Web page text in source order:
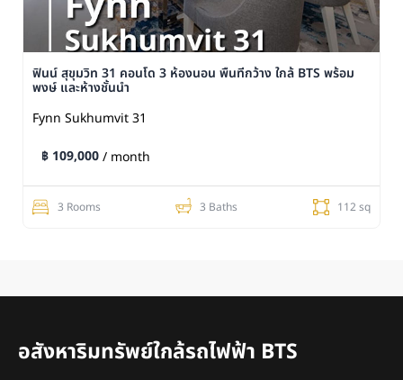
ฟินน์ สุขุมวิท 31 คอนโด 3 ห้องนอน พื้นที่กว้าง ใกล้ BTS พร้อม
พงษ์ และห้างชั้นนำ
Fynn Sukhumvit 31
฿ 109,000/ month
3 Rooms 3 Baths 112 sq
อสังหาริมทรัพย์ใกล้รถไฟฟ้า BTS